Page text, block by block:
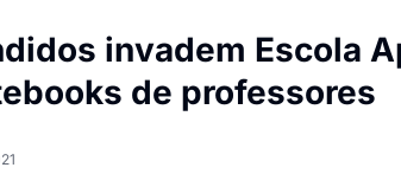
invadem Escola
de professores